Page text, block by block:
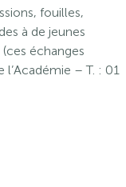
fouilles,
à de jeunes
échanges
l’Académie – T. : 01